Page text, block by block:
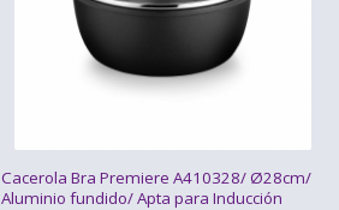
Cacerola Bra Premiere A410328/ Ø28cm/
Aluminio fundido/ Apta para Inducción